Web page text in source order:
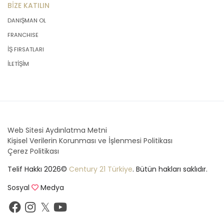
BİZE KATILIN
DANIŞMAN OL
FRANCHISE
İŞ FIRSATLARI
İLETİŞİM
Web Sitesi Aydınlatma Metni
Kişisel Verilerin Korunması ve İşlenmesi Politikası
Çerez Politikası
Telif Hakkı 2026© Century 21 Türkiye. Bütün hakları saklıdır.
Sosyal
Medya